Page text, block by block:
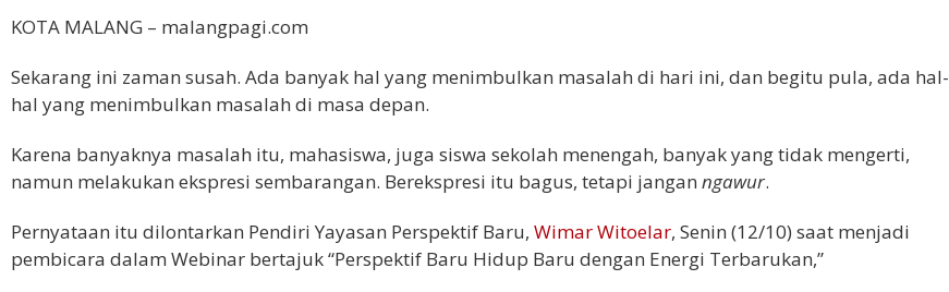
KOTA MALANG – malangpagi.com
Sekarang ini zaman susah. Ada banyak hal yang menimbulkan masalah di hari ini, dan begitu pula, ada hal-
hal yang menimbulkan masalah di masa depan.
Karena banyaknya masalah itu, mahasiswa, juga siswa sekolah menengah, banyak yang tidak mengerti,
namun melakukan ekspresi sembarangan. Berekspresi itu bagus, tetapi jangan ngawur.
Pernyataan itu dilontarkan Pendiri Yayasan Perspektif Baru, Wimar Witoelar, Senin (12/10) saat menjadi
pembicara dalam Webinar bertajuk “Perspektif Baru Hidup Baru dengan Energi Terbarukan,”